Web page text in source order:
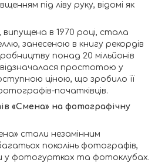
під ліву руку, відомі як
в 1970 році, стала
занесеною в книгу рекордів
понад 20 мільйонів
простотою у
ціною, що зробило її
початківців.
«Смена» на фотографічну
стали незамінним
поколінь фотографів,
у фотогуртках та фотоклубах.